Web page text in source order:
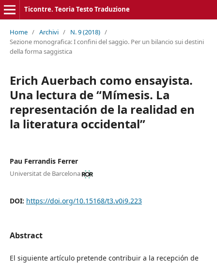
Ticontre. Teoria Testo Traduzione
Home / Archivi / N. 9 (2018) /
Sezione monografica: I confini del saggio. Per un bilancio sui destini
della forma saggistica
Erich Auerbach como ensayista.
Una lectura de “Mímesis. La
representación de la realidad en
la literatura occidental”
Pau Ferrandis Ferrer
Universitat de Barcelona
DOI: https://doi.org/10.15168/t3.v0i9.223
Abstract
El siguiente artículo pretende contribuir a la recepción de